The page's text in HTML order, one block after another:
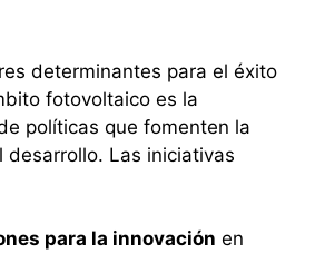
determinantes para el éxito
fotovoltaico es la
políticas que fomenten la
desarrollo. Las iniciativas
para la innovación en